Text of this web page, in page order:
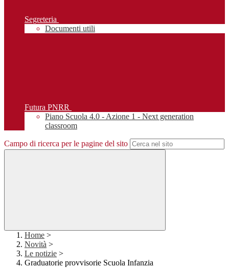
Segreteria
Documenti utili
Futura PNRR
Piano Scuola 4.0 - Azione 1 - Next generation
classroom
Campo di ricerca per le pagine del sito
Home >
Novità >
Le notizie >
Graduatorie provvisorie Scuola Infanzia